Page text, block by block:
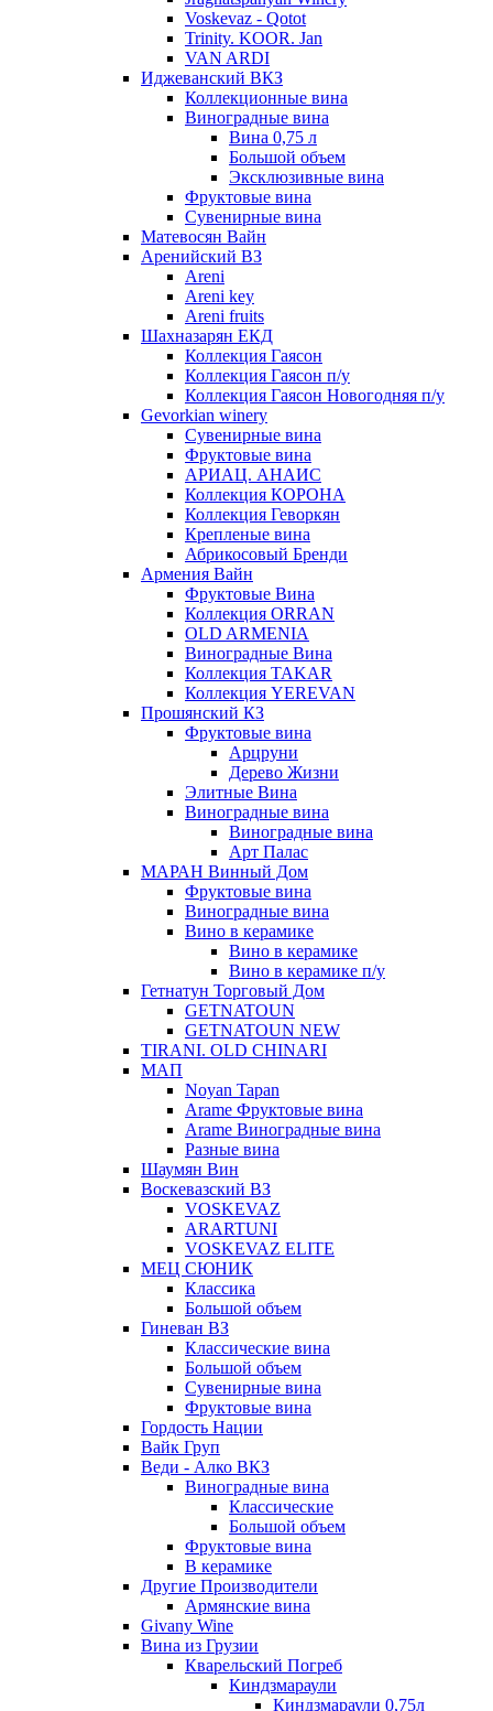
Voskevaz - Qotot
Trinity. KOOR. Jan
VAN ARDI
Иджеванский ВКЗ
Коллекционные вина
Виноградные вина
Вина 0,75 л
Большой объем
Эксклюзивные вина
Фруктовые вина
Cувенирные вина
Матевосян Вайн
Аренийский ВЗ
Areni
Areni key
Areni fruits
Шахназарян ЕКД
Коллекция Гаясон
Коллекция Гаясон п/у
Коллекция Гаясон Новогодняя п/у
Gevorkian winery
Сувенирные вина
Фруктовые вина
АРИАЦ. АНАИС
Коллекция КОРОНА
Коллекция Геворкян
Крепленые вина
Абрикосовый Бренди
Армения Вайн
Фруктовые Вина
Коллекция ORRAN
OLD ARMENIA
Виноградные Вина
Коллекция TAKAR
Коллекция YEREVAN
Прошянский КЗ
Фруктовые вина
Арцруни
Дерево Жизни
Элитные Вина
Виноградные вина
Виноградные вина
Арт Палас
МАРАН Винный Дом
Фруктовые вина
Виноградные вина
Вино в керамике
Вино в керамике
Вино в керамике п/у
Гетнатун Торговый Дом
GETNATOUN
GETNATOUN NEW
TIRANI. OLD CHINARI
МАП
Noyan Tapan
Arame Фруктовые вина
Arame Виноградные вина
Разные вина
Шаумян Вин
Воскевазский ВЗ
VOSKEVAZ
ARARTUNI
VOSKEVAZ ELITE
МЕЦ СЮНИК
Классика
Большой объем
Гиневан ВЗ
Классические вина
Большой объем
Сувенирные вина
Фруктовые вина
Гордость Нации
Вайк Груп
Веди - Алко ВКЗ
Виноградные вина
Классические
Большой объем
Фруктовые вина
В керамике
Другие Производители
Армянские вина
Givany Wine
Вина из Грузии
Кварельский Погреб
Киндзмараули
Киндзмараули 0,75л